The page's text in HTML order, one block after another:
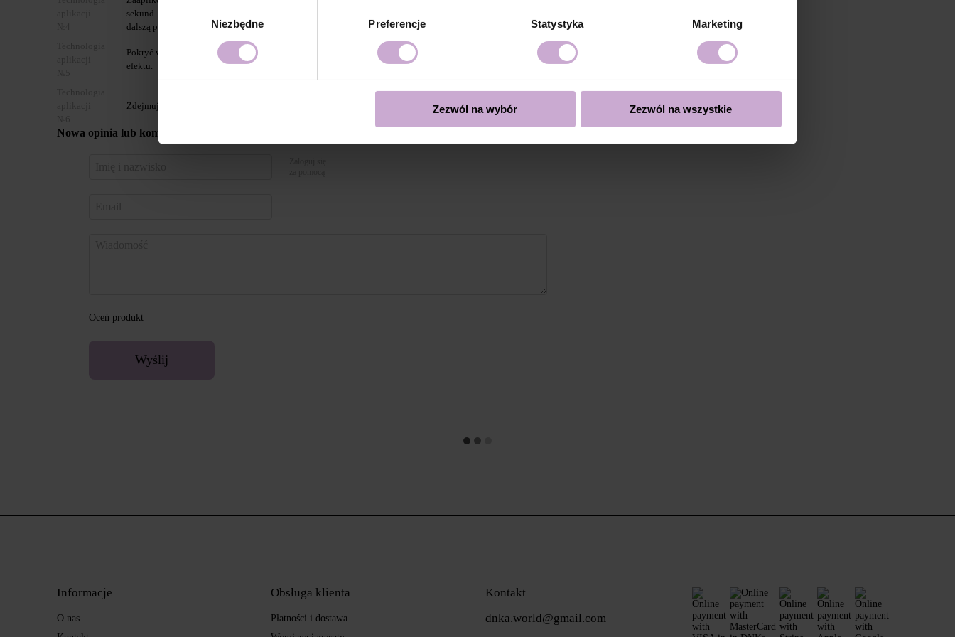
Niezbędne Preferencje Statystyka Marketing
Zezwól na wybór Zezwól na wszystkie
sekund. Za dla uzyskania bardziej nasycone kolorystycznie powłoki, zaleca się aplikacja drugiej warstwy z
dalszą polimeryzacją.
Pokryć wybranym topem DNKa’ i utwardzić w lampie LED 48W/36w przez 120 sekund dla doskonałego
efektu.
Zdejmujemy Gel Polish Color za pomocą Gel Remover lub poprzez piłowanie.
Nowa opinia lub komentarz
Oceń produkt
Wyślij
Informacje
O nas
Obsługa klienta
Płatności i dostawa
Kontakt
dnka.world@gmail.com